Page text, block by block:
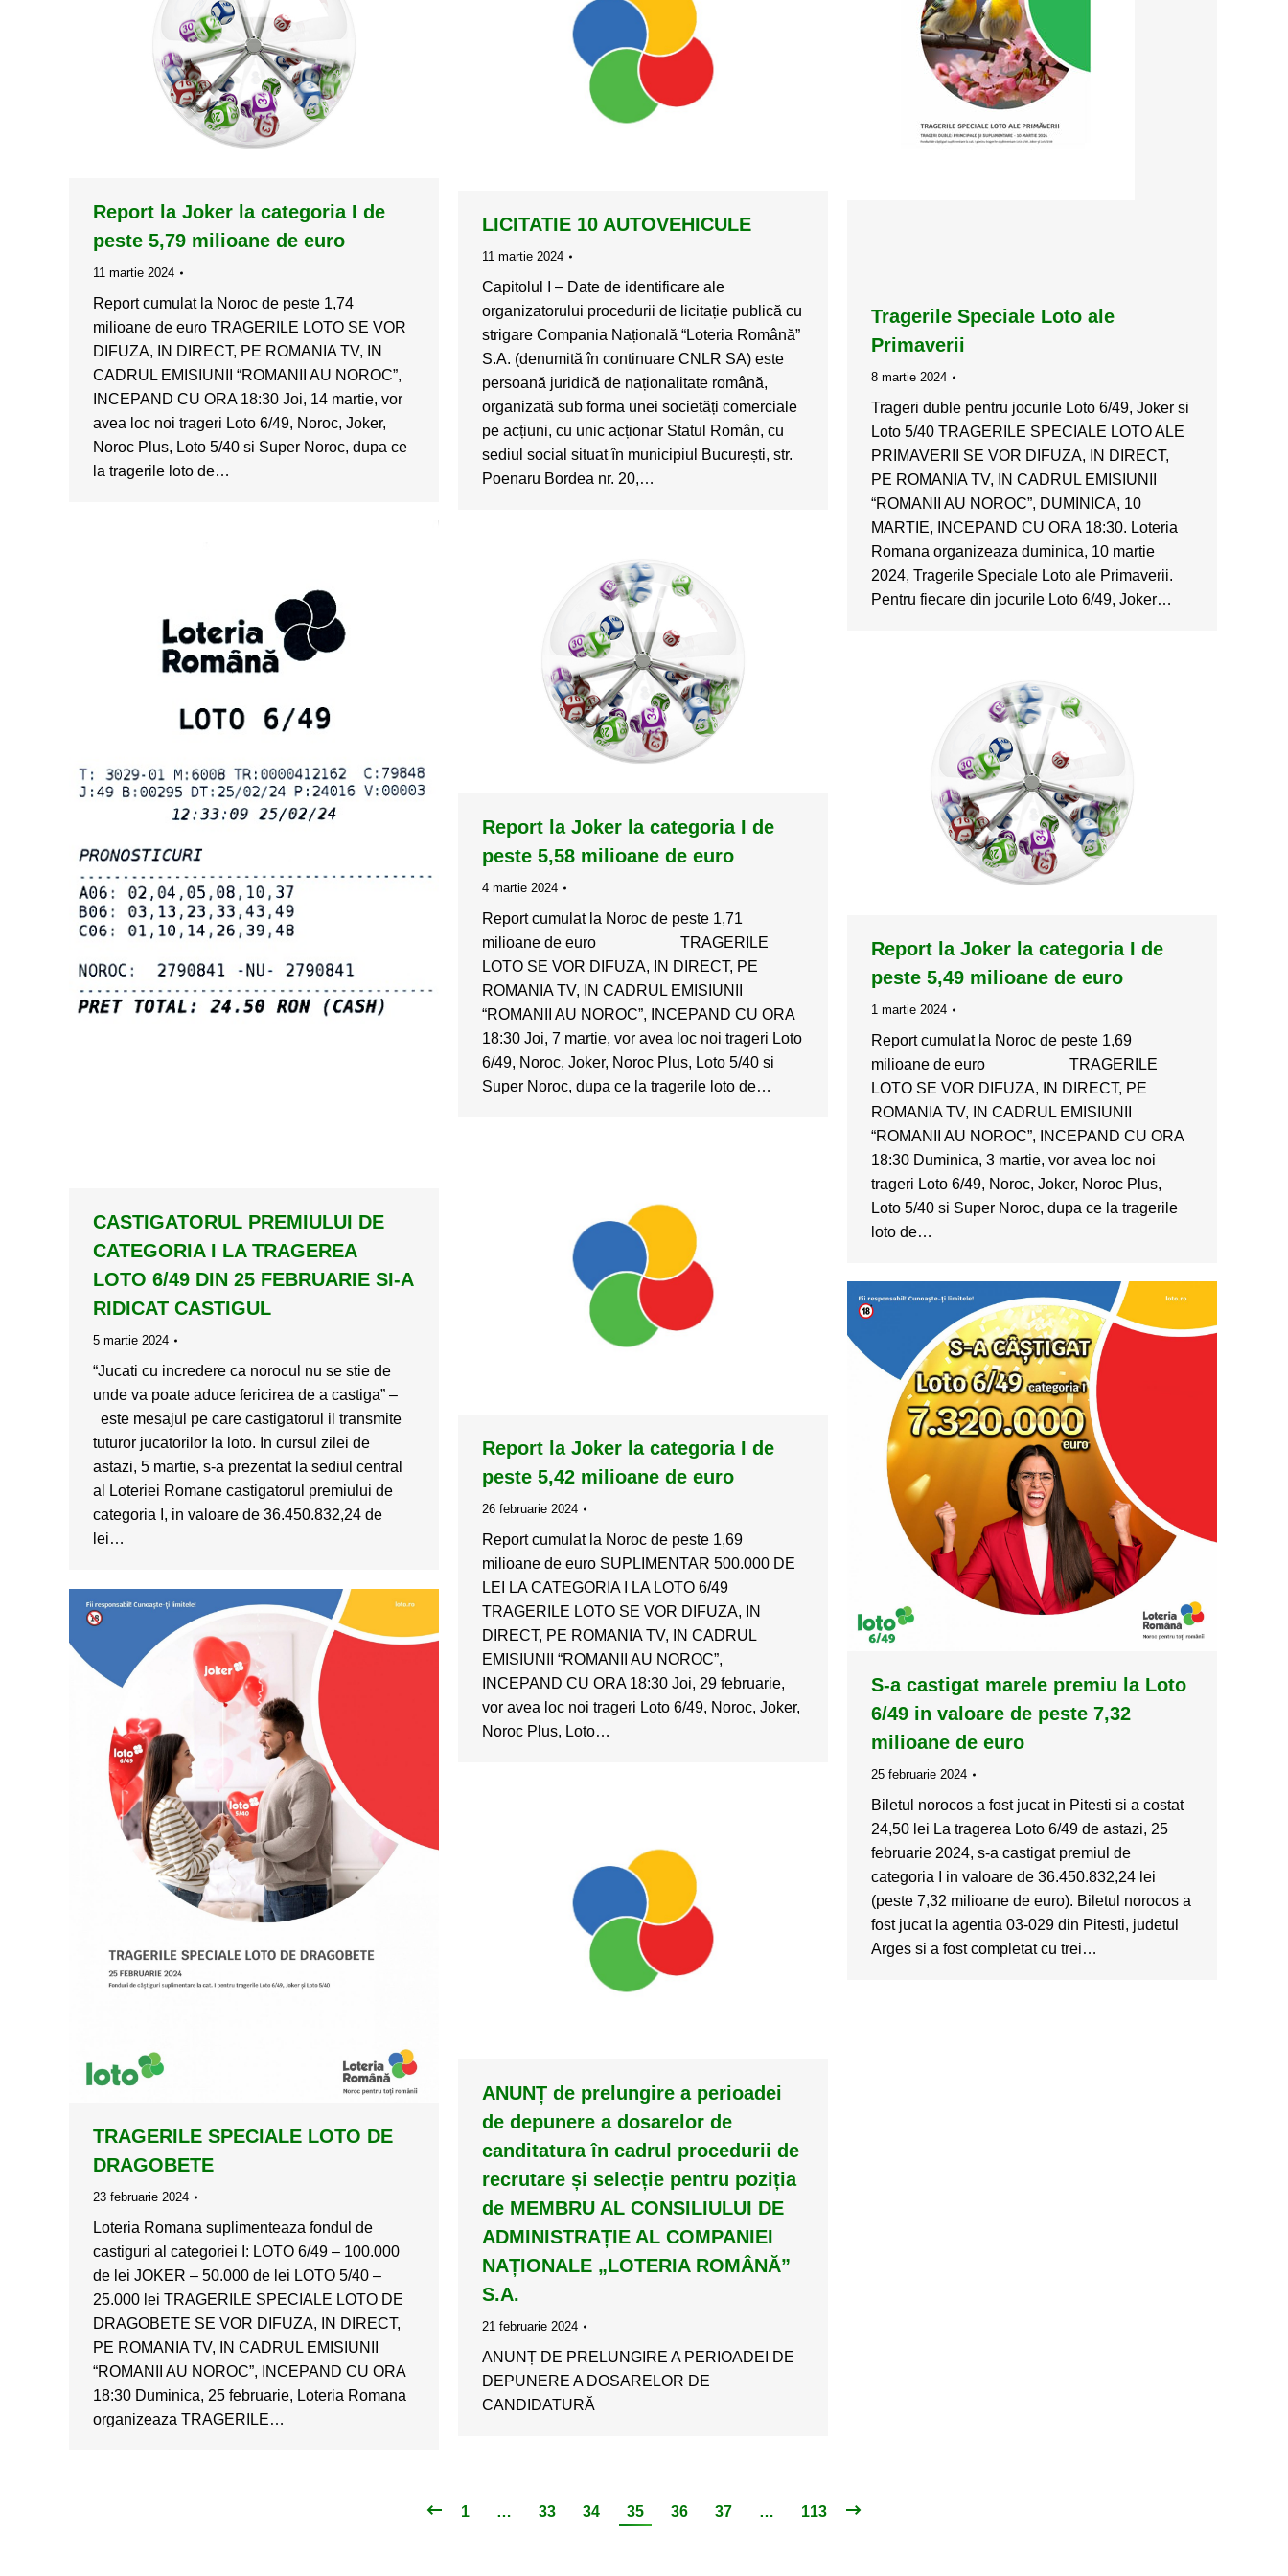
Report la Joker la categoria I de
peste 5,79 milioane de euro
11 martie 2024
Report cumulat la Noroc de peste 1,74
milioane de euro TRAGERILE LOTO SE VOR
DIFUZA, IN DIRECT, PE ROMANIA TV, IN
CADRUL EMISIUNII “ROMANII AU NOROC”,
INCEPAND CU ORA 18:30 Joi, 14 martie, vor
avea loc noi trageri Loto 6/49, Noroc, Joker,
Noroc Plus, Loto 5/40 si Super Noroc, dupa ce
la tragerile loto de…
LICITATIE 10 AUTOVEHICULE
11 martie 2024
Capitolul I – Date de identificare ale
organizatorului procedurii de licitație publică cu
strigare Compania Națională “Loteria Română”
S.A. (denumită în continuare CNLR SA) este
persoană juridică de naționalitate română,
organizată sub forma unei societăți comerciale
pe acțiuni, cu unic acționar Statul Român, cu
sediul social situat în municipiul București, str.
Poenaru Bordea nr. 20,…
Tragerile Speciale Loto ale
Primaverii
8 martie 2024
Trageri duble pentru jocurile Loto 6/49, Joker si
Loto 5/40 TRAGERILE SPECIALE LOTO ALE
PRIMAVERII SE VOR DIFUZA, IN DIRECT,
PE ROMANIA TV, IN CADRUL EMISIUNII
“ROMANII AU NOROC”, DUMINICA, 10
MARTIE, INCEPAND CU ORA 18:30. Loteria
Romana organizeaza duminica, 10 martie
2024, Tragerile Speciale Loto ale Primaverii.
Pentru fiecare din jocurile Loto 6/49, Joker…
CASTIGATORUL PREMIULUI DE
CATEGORIA I LA TRAGEREA
LOTO 6/49 DIN 25 FEBRUARIE SI-A
RIDICAT CASTIGUL
5 martie 2024
“Jucati cu incredere ca norocul nu se stie de
unde va poate aduce fericirea de a castiga” –
este mesajul pe care castigatorul il transmite
tuturor jucatorilor la loto. In cursul zilei de
astazi, 5 martie, s-a prezentat la sediul central
al Loteriei Romane castigatorul premiului de
categoria I, in valoare de 36.450.832,24 de
lei…
Report la Joker la categoria I de
peste 5,58 milioane de euro
4 martie 2024
Report cumulat la Noroc de peste 1,71
milioane de euro TRAGERILE
LOTO SE VOR DIFUZA, IN DIRECT, PE
ROMANIA TV, IN CADRUL EMISIUNII
“ROMANII AU NOROC”, INCEPAND CU ORA
18:30 Joi, 7 martie, vor avea loc noi trageri Loto
6/49, Noroc, Joker, Noroc Plus, Loto 5/40 si
Super Noroc, dupa ce la tragerile loto de…
Report la Joker la categoria I de
peste 5,49 milioane de euro
1 martie 2024
Report cumulat la Noroc de peste 1,69
milioane de euro TRAGERILE
LOTO SE VOR DIFUZA, IN DIRECT, PE
ROMANIA TV, IN CADRUL EMISIUNII
“ROMANII AU NOROC”, INCEPAND CU ORA
18:30 Duminica, 3 martie, vor avea loc noi
trageri Loto 6/49, Noroc, Joker, Noroc Plus,
Loto 5/40 si Super Noroc, dupa ce la tragerile
loto de…
Report la Joker la categoria I de
peste 5,42 milioane de euro
26 februarie 2024
Report cumulat la Noroc de peste 1,69
milioane de euro SUPLIMENTAR 500.000 DE
LEI LA CATEGORIA I LA LOTO 6/49
TRAGERILE LOTO SE VOR DIFUZA, IN
DIRECT, PE ROMANIA TV, IN CADRUL
EMISIUNII “ROMANII AU NOROC”,
INCEPAND CU ORA 18:30 Joi, 29 februarie,
vor avea loc noi trageri Loto 6/49, Noroc, Joker,
Noroc Plus, Loto…
S-a castigat marele premiu la Loto
6/49 in valoare de peste 7,32
milioane de euro
25 februarie 2024
Biletul norocos a fost jucat in Pitesti si a costat
24,50 lei La tragerea Loto 6/49 de astazi, 25
februarie 2024, s-a castigat premiul de
categoria I in valoare de 36.450.832,24 lei
(peste 7,32 milioane de euro). Biletul norocos a
fost jucat la agentia 03-029 din Pitesti, judetul
Arges si a fost completat cu trei…
TRAGERILE SPECIALE LOTO DE
DRAGOBETE
23 februarie 2024
Loteria Romana suplimenteaza fondul de
castiguri al categoriei I: LOTO 6/49 – 100.000
de lei JOKER – 50.000 de lei LOTO 5/40 –
25.000 lei TRAGERILE SPECIALE LOTO DE
DRAGOBETE SE VOR DIFUZA, IN DIRECT,
PE ROMANIA TV, IN CADRUL EMISIUNII
“ROMANII AU NOROC”, INCEPAND CU ORA
18:30 Duminica, 25 februarie, Loteria Romana
organizeaza TRAGERILE…
ANUNȚ de prelungire a perioadei
de depunere a dosarelor de
canditatura în cadrul procedurii de
recrutare și selecție pentru poziția
de MEMBRU AL CONSILIULUI DE
ADMINISTRAȚIE AL COMPANIEI
NAȚIONALE „LOTERIA ROMÂNĂ”
S.A.
21 februarie 2024
ANUNȚ DE PRELUNGIRE A PERIOADEI DE
DEPUNERE A DOSARELOR DE
CANDIDATURĂ
1 … 33 34 35 36 37 … 113